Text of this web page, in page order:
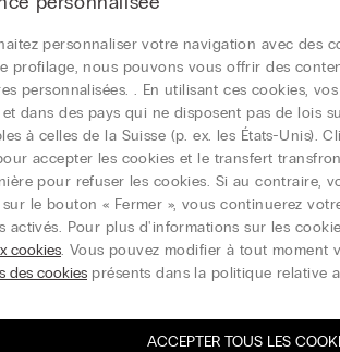
en coton mercerisé filo
3+1 GRATUIT
Pantalon
Premium
59.95 CHF
Promo Mix &
personnaliser votre navigation avec des
profilage, nous pouvons vous offrir des
personnalisées. . En utilisant ces cookies,
dans des pays qui ne disposent pas de lois
à celles de la Suisse (p. ex. les États-Unis).
accepter les cookies et le transfert
pour refuser les cookies. Si au contraire,
le bouton « Fermer », vous continuerez
activés. Pour plus d'informations sur les
cookies. Vous pouvez modifier à tout moment
des cookies présents dans la politique relative
ACCEPTER TOUS LES